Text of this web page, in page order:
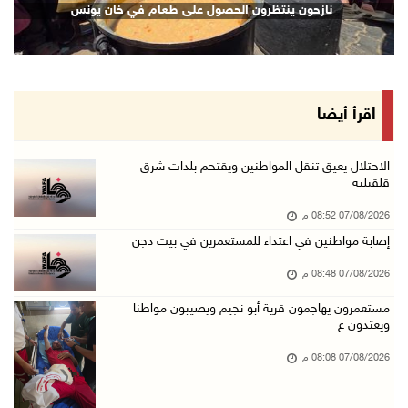
07/آب/2026 05:25 م
3 إصابات إثر تعرضهم للطعن في الطيبة داخل أراض ...
بيروت: اللجنة الفنية للمجلس الوطني تناقش التر ...
السعودية وتركيا وباكستان توقع اتفاقية مكة للد ...
07/آب/2026 02:38 م
70 ألفا يؤدون صلاة الجمعة في المسجد الأقصى
07/آب/2026 02:29 م
الرئاسة تدين الهجمات الصاروخية على المملكة ال ...
07/آب/2026 02:19 م
مستعمرون ينفذون جولات استفزازية في عدة مناطق ...
تكريم متفوقين بالثانوية العامة في خان يونس
اقرأ أيضا
الاحتلال يعيق تنقل المواطنين ويقتحم بلدات شرق
قلقيلية
07/08/2026 08:52 م
إصابة مواطنين في اعتداء للمستعمرين في بيت دجن
07/08/2026 08:48 م
مستعمرون يهاجمون قرية أبو نجيم ويصيبون مواطنا
ويعتدون ع
07/08/2026 08:08 م